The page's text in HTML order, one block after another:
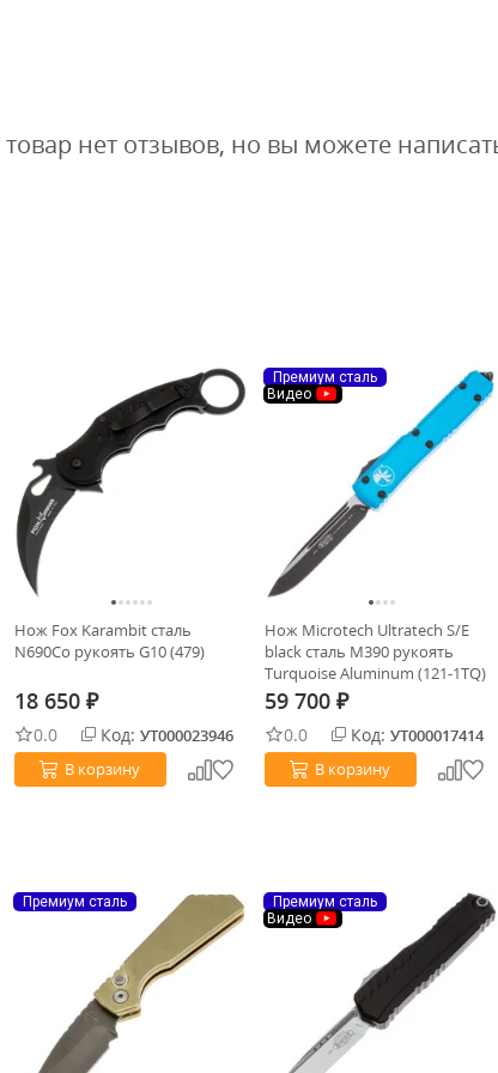
товар нет отзывов, но вы можете
Нож Fox Karambit сталь
N690Co рукоять G10 (479)
18 650 ₽
0.0 Код: УТ000023946
В корзину
Премиум сталь
Видео
Нож Microtech Ultratech S/E
black сталь M390 рукоять
Turquoise Aluminum (121-1TQ)
59 700 ₽
0.0 Код: УТ000017414
В корзину
Премиум сталь
Премиум сталь
Видео